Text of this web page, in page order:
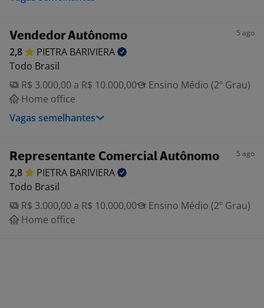
Vendedor Autônomo 5 ago
2,8 PIETRA BARIVIERA
Todo Brasil
R$ 3.000,00 a R$ 10.000,00
Ensino Médio (2º Grau)
Home office
Vagas semelhantes
Representante Comercial Autônomo 5 ago
2,8 PIETRA BARIVIERA
Todo Brasil
R$ 3.000,00 a R$ 10.000,00
Ensino Médio (2º Grau)
Home office